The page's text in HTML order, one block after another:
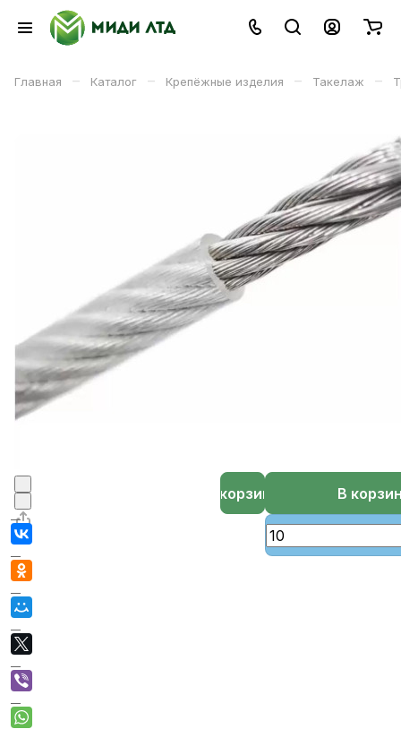
Главная – Каталог – Крепёжные изделия – Такелаж –
В
В корзине